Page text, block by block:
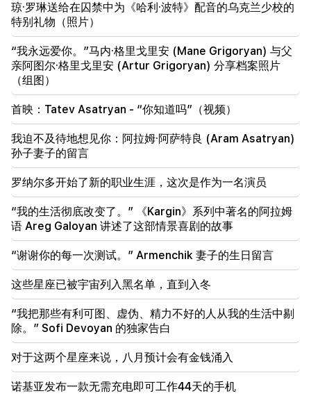
15:51
Armen Ayvazyan 谈论他的书。 “弱小的盟友往往不
得不面对自己的命运。” 300年的历史正在重演
10:20
日本派出新飞机前往亚丁湾打击海盗
09:54
Hakob Badalyan：“犯罪情况没有改变，改变的只
是‘泡泡’和‘超级人’。”
琼·罗琳送给在囚禁中为《哈利·波特》配音的乌克兰少校的
特别礼物（照片）
“我永远爱你。”马内·格里戈里安 (Mane Grigoryan) 与父
亲阿图尔·格里戈里安 (Artur Grigoryan) 分享档案照片
（组图）
首映：Tatev Asatryan - “你知道吗”（视频）
我迫不及待地想见你：阿拉姆·阿萨特良 (Aram Asatryan)
孙子妻子的留言
罗纳尔多开始了新的职业生涯，这次是作为一名演员
“我的生活彻底改变了。” 《Kargin》系列中著名的阿拉姆
语 Areg Galoyan 讲述了这部情景喜剧的故事
“谢谢你的每一次测试。” Armenchik 妻子的生日留言
这些星座已被宇宙列入黑名单，直到入冬
“我把那些有利可图、虚伪、精力不好的人从我的生活中剔
除。” Sofi Devoyan 的独家告白
对于这两个星座来说，八月预计会有金钱涌入
诺基亚发布一款无需充电即可工作44天的手机